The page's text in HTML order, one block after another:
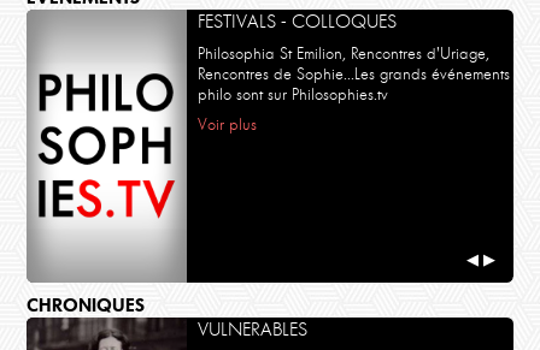
FESTIVALS - COLLOQUES
Philosophia St Emilion, Rencontres d'Uriage,
Rencontres de Sophie...Les grands événements
philo sont sur Philosophies.tv
Voir plus
◀ ▶
CHRONIQUES
VULNERABLES